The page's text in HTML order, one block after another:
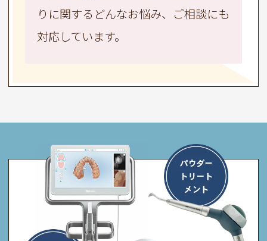
りに関するどんなお悩み、ご相談にも
対応しています。